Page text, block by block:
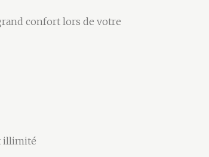
confort lors de votre
illimité